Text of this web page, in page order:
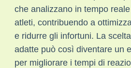
che analizzano in tempo
atleti, contribuendo a
e ridurre gli infortuni. La
adatte può così diventare un
per migliorare i tempi di